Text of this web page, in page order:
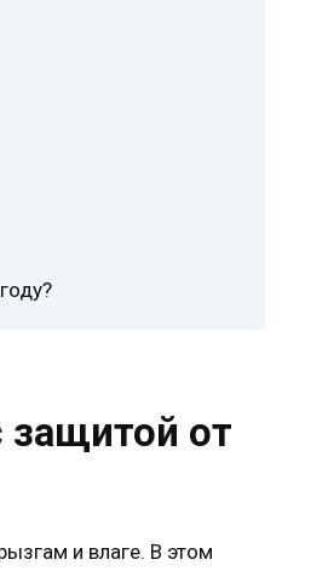
от
и влаге. В этом